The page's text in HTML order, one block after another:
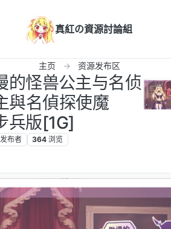
真紅の資源討論組
主页 资源发布区
怪兽公主与名侦
與名偵探使魔
兵版[1G]
发布者 364 浏览